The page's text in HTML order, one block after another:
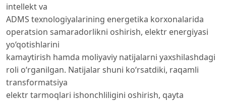
intellekt va
ADMS texnologiyalarining energetika korxonalarida
operatsion samaradorlikni oshirish, elektr energiyasi
yo‘qotishlarini
kamaytirish hamda moliyaviy natijalarni yaxshilashdagi
roli o‘rganilgan. Natijalar shuni ko‘rsatdiki, raqamli
transformatsiya
elektr tarmoqlari ishonchliligini oshirish, qayta